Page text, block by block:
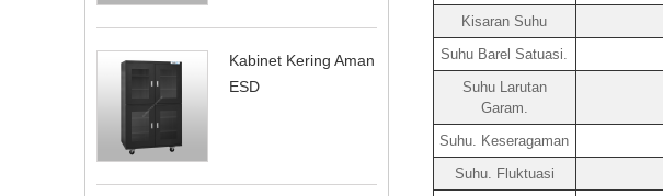
Kabinet Kering Aman
ESD
Kisaran Suhu
Suhu Barel Satuasi.
Suhu Larutan
Garam.
Suhu. Keseragaman
Suhu. Fluktuasi